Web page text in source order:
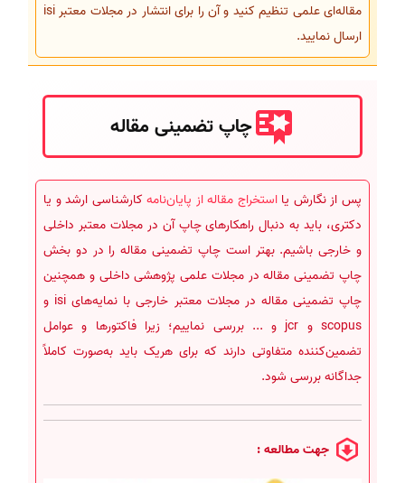
مقاله‌ای علمی تنظیم کنید و آن را برای انتشار در مجلات معتبر isi
ارسال نمایید.
چاپ تضمینی مقاله
پس از نگارش یااستخراج مقاله از پایان‌نامهکارشناسی ارشد و یا
دکتری، باید به دنبال راهکارهای چاپ آن در مجلات معتبر داخلی
و خارجی باشیم. بهتر است چاپ تضمینی مقاله را در دو بخش
چاپ تضمینی مقاله در مجلات علمی پژوهشی داخلی و همچنین
چاپ تضمینی مقاله در مجلات معتبر خارجی با نمایه‌های isi و
scopus و jcr و ... بررسی نماییم؛ زیرا فاکتورها و عوامل
تضمین‌کننده متفاوتی دارند که برای هریک باید به‌صورت کاملاً
جداگانه بررسی شود.
جهت مطالعه :